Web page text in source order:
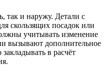
так и наружу. Детали с
скользящих посадок или
учитывать изменение
вызывают дополнительное
в расчёт